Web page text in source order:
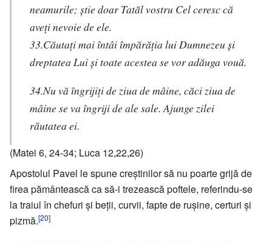
neamurile; ştie doar Tatăl vostru Cel ceresc că
aveţi nevoie de ele.
33.Căutaţi mai întâi împărăţia lui Dumnezeu şi
dreptatea Lui şi toate acestea se vor adăuga vouă.
34.Nu vă îngrijiţi de ziua de mâine, căci ziua de
mâine se va îngriji de ale sale. Ajunge zilei
răutatea ei.
(Matei 6, 24-34; Luca 12,22,26)
Apostolul Pavel le spune creştinilor să nu poarte grijă de
firea pământească ca să-i trezească poftele, referindu-se
la traiul în chefuri şi beţii, curvii, fapte de ruşine, certuri şi
pizmă.[20]